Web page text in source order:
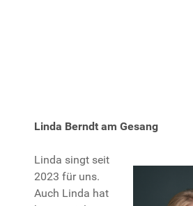
Linda Berndt am Gesang
Linda singt seit
2023 für uns.
Auch Linda hat